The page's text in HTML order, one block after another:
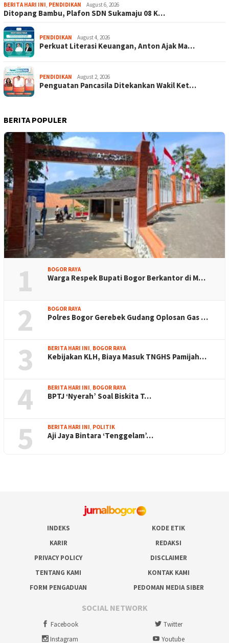
BERITA HARI INI PENDIDIKAN August 6, 2026
Ditopang Bambu, Plafon SDN Sukamaju 08 K…
PENDIDIKAN August 4, 2026
Perkuat Literasi Keuangan, Anton Ajak Ma…
PENDIDIKAN August 2, 2026
Penguatan Pancasila Ditekankan Wakil Ket…
BERITA POPULER
1 BOGOR RAYA
Warga Respek Bupati Bogor Berkantor di M…
2 BOGOR RAYA
Polres Bogor Gerebek Gudang Oplosan Gas …
3 BERITA HARI INI BOGOR RAYA
Kebijakan KLH, Biaya Masuk TNGHS Pamijah…
4 BERITA HARI INI BOGOR RAYA
BPTJ ‘Nyerah’ Soal Biskita T…
5 BERITA HARI INI POLITIK
Aji Jaya Bintara ‘Tenggelam’…
INDEKS
KODE ETIK
KARIR
REDAKSI
PRIVACY POLICY
DISCLAIMER
TENTANG KAMI
KONTAK KAMI
FORM PENGADUAN
PEDOMAN MEDIA SIBER
SOCIAL NETWORK
Facebook
Twitter
Instagram
Youtube